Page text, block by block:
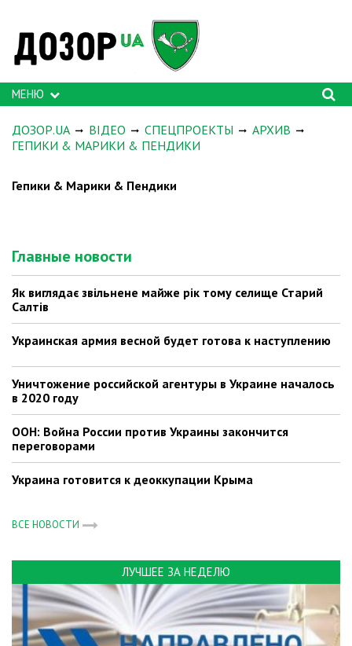
МЕНЮ
ДОЗОР.UA ВІДЕО СПЕЦПРОЕКТЫ
АРХИВ
ГЕПИКИ & МАРИКИ & ПЕНДИКИ
Гепики & Марики & Пендики
Главные новости
Як виглядає звільнене майже рік тому селище Старий
Салтів
Украинская армия весной будет готова к наступлению
Уничтожение российской агентуры в Украине началось
в 2020 году
ООН: Война России против Украины закончится
переговорами
Украина готовится к деоккупации Крыма
ВСЕ НОВОСТИ
ЛУЧШЕЕ ЗА НЕДЕЛЮ